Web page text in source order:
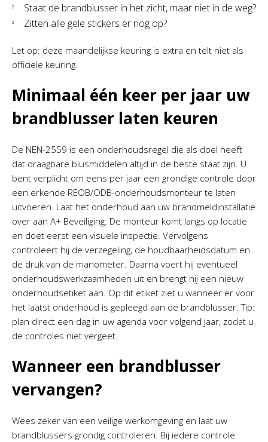
Staat de brandblusser in het zicht, maar niet in de weg?
Zitten alle gele stickers er nog op?
Let op: deze maandelijkse keuring is extra en telt niet als
officiële keuring.
Minimaal één keer per jaar uw
brandblusser laten keuren
De NEN-2559 is een onderhoudsregel die als doel heeft
dat draagbare blusmiddelen altijd in de beste staat zijn. U
bent verplicht om eens per jaar een grondige controle door
een erkende REOB/ODB-onderhoudsmonteur te laten
uitvoeren. Laat het onderhoud aan uw brandmeldinstallatie
over aan A+ Beveiliging. De monteur komt langs op locatie
en doet eerst een visuele inspectie. Vervolgens
controleert hij de verzegeling, de houdbaarheidsdatum en
de druk van de manometer. Daarna voert hij eventueel
onderhoudswerkzaamheden uit en brengt hij een nieuw
onderhoudsetiket aan. Op dit etiket ziet u wanneer er voor
het laatst onderhoud is gepleegd aan de brandblusser. Tip:
plan direct een dag in uw agenda voor volgend jaar, zodat u
de controles niet vergeet.
Wanneer een brandblusser
vervangen?
Wees zeker van een veilige werkomgeving en laat uw
brandblussers grondig controleren. Bij iedere controle